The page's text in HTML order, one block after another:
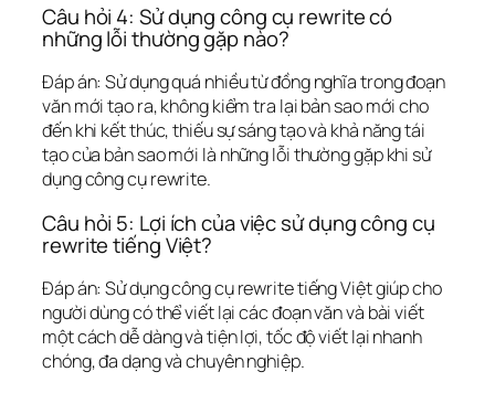
Câu hỏi 4: Sử dụng công cụ rewrite có
những lỗi thường gặp nào?
Đáp án: Sử dụng quá nhiều từ đồng nghĩa trong đoạn
văn mới tạo ra, không kiểm tra lại bản sao mới cho
đến khi kết thúc, thiếu sự sáng tạo và khả năng tái
tạo của bản sao mới là những lỗi thường gặp khi sử
dụng công cụ rewrite.
Câu hỏi 5: Lợi ích của việc sử dụng công cụ
rewrite tiếng Việt?
Đáp án: Sử dụng công cụ rewrite tiếng Việt giúp cho
người dùng có thể viết lại các đoạn văn và bài viết
một cách dễ dàng và tiện lợi, tốc độ viết lại nhanh
chóng, đa dạng và chuyên nghiệp.